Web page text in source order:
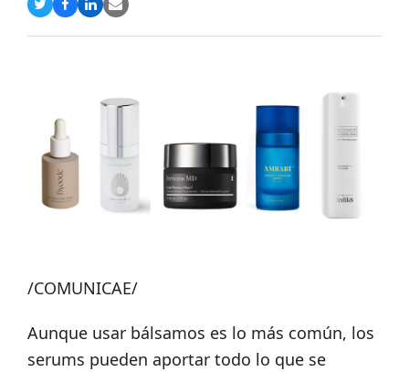
Compartir
Twitter
Compartir
Facebook
Compartir
LinkedIn
Share
Email
/COMUNICAE/
Aunque usar bálsamos es lo más común, los
serums pueden aportar todo lo que se